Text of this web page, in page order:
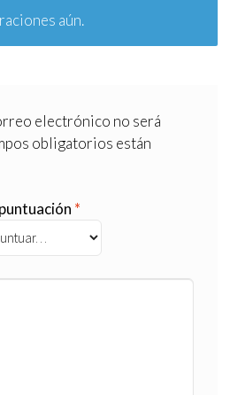
aún.
electrónico no será
obligatorios están
*